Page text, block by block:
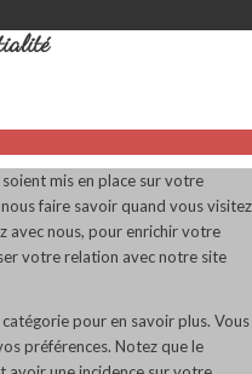
mis en place sur votre
faire savoir quand vous visitez
avec nous, pour enrichir votre
votre relation avec notre site
pour en savoir plus. Vous
préférences. Notez que le